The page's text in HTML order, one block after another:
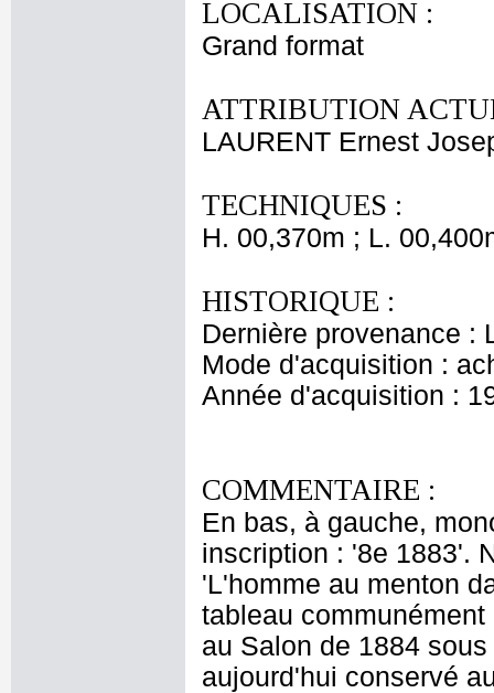
LOCALISATION :
Grand format
ATTRIBUTION
LAURENT Ernest
TECHNIQUES :
H. 00,370m ; L.
HISTORIQUE :
Dernière provenance :
Mode d'acquisition :
Année d'acquisition :
COMMENTAIRE :
En bas, à gauche,
inscription : '8e 1883'.
'L'homme au menton
tableau
au Salon de 1884
aujourd'hui conservé